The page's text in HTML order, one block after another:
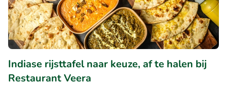
Indiase rijsttafel naar keuze, af te halen bij
Restaurant Veera